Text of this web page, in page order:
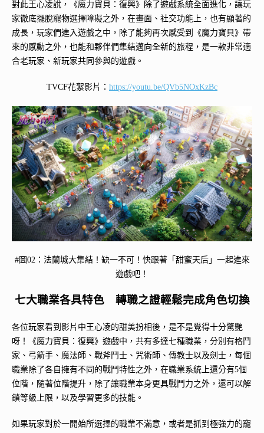
對此王心凌說，《魔力寶貝：復興》除了遊戲系統全面進化，讓玩
家徹底擺脫寵物選擇障礙之外，在畫面、社交功能上，也有顯著的
成長，玩家們進入遊戲之中，除了能夠再次感受到《魔力寶貝》帶
來的感動之外，也能和夥伴們集結邁向全新的旅程，是一款非常適
合老玩家、新玩家共同參與的遊戲。
TVCF花絮影片： https://youtu.be/QVb5NOxKzBc
#圖02：法蘭城大集結！缺一不可！快跟著「甜蜜天后」一起進來
遊戲吧！
七大職業各具特色 轉職之證輕鬆完成角色切換
各位玩家看到影片中王心凌的甜美扮相後，是不是覺得十分驚艷
呀！《魔力寶貝：復興》遊戲中，共有多達七種職業，分別有格鬥
家、弓箭手、魔法師、戰斧鬥士、咒術師、傳教士以及劍士，每個
職業除了各自擁有不同的戰鬥特性之外，在職業系統上還分有5個
位階，隨著位階提升，除了讓職業本身更具戰鬥力之外，還可以解
鎖等級上限，以及學習更多的技能。
如果玩家對於一開始所選擇的職業不滿意，或者是抓到極強力的寵